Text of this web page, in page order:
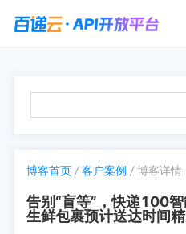
博客首页 /客户案例 /博客详情
告别“盲等”，快递100
生鲜包裹预计送达时间